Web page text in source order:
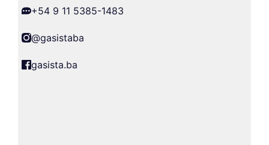
+54 9 11 5385-1483
@gasistaba
gasista.ba